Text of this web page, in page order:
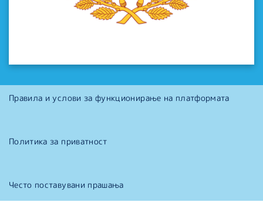
Правила и услови за функционирање на платформата
Политика за приватност
Често поставувани прашања